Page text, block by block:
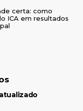
certa: como
ICA em resultados